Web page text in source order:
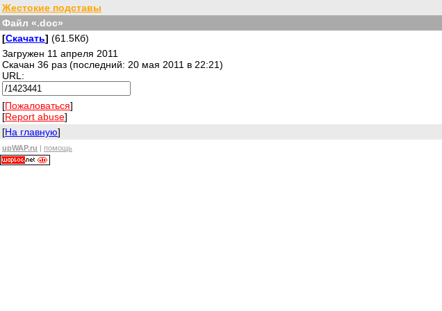
Жестокие подставы
Файл «.doc»
[Скачать] (61.5Кб)
Загружен 11 апреля 2011
Скачан 36 раз (последний: 20 мая 2011 в 22:21)
URL:
[Пожаловаться]
[Report abuse]
[На главную]
upWAP.ru | помощь